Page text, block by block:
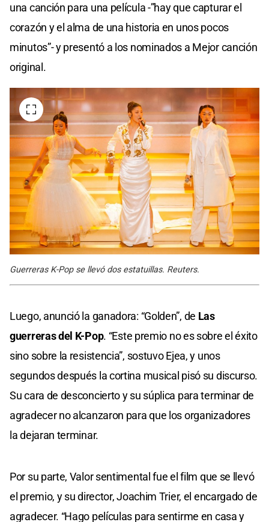
una canción para una película -”hay que capturar el
corazón y el alma de una historia en unos pocos
minutos”- y presentó a los nominados a Mejor canción
original.
Guerreras K-Pop se llevó dos estatuillas. Reuters.
Luego, anunció la ganadora: “Golden”, de Las
guerreras del K-Pop. “Este premio no es sobre el éxito
sino sobre la resistencia”, sostuvo Ejea, y unos
segundos después la cortina musical pisó su discurso.
Su cara de desconcierto y su súplica para terminar de
agradecer no alcanzaron para que los organizadores
la dejaran terminar.
Por su parte, Valor sentimental fue el film que se llevó
el premio, y su director, Joachim Trier, el encargado de
agradecer. “Hago películas para sentirme en casa y